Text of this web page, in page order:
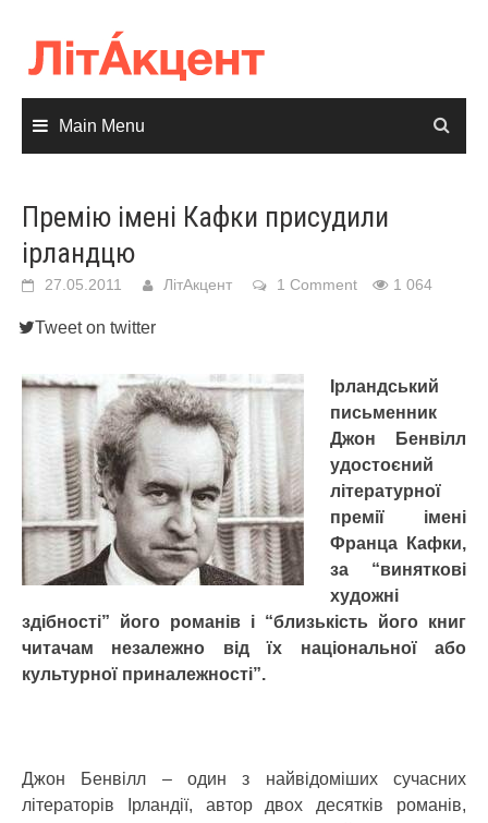
content
Main Menu
Премію імені Кафки присудили
ірландцю
27.05.2011 ЛітАкцент 1 Comment 1 064
Tweet on twitter
Ірландський
письменник
Джон Бенвілл
удостоєний
літературної
премії імені
Франца Кафки,
за “виняткові
художні
здібності” його романів і “близькість його книг
читачам незалежно від їх національної або
культурної приналежності”.
Джон Бенвілл – один з найвідоміших сучасних
літераторів Ірландії, автор двох десятків романів,